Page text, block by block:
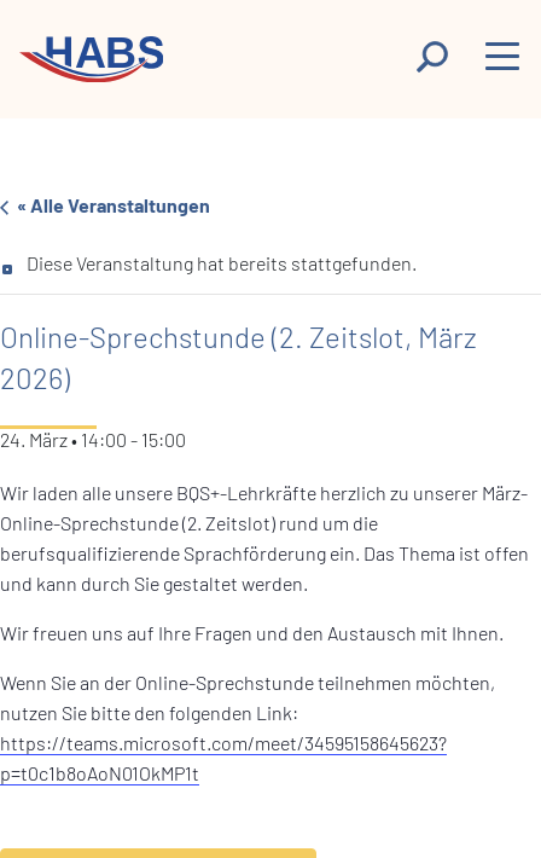
« Alle Veranstaltungen
Diese Veranstaltung hat bereits stattgefunden.
Online-Sprechstunde (2. Zeitslot, März
2026)
24. März • 14:00 - 15:00
Wir laden alle unsere BQS+-Lehrkräfte herzlich zu unserer März-
Online-Sprechstunde (2. Zeitslot) rund um die
berufsqualifizierende Sprachförderung ein. Das Thema ist offen
und kann durch Sie gestaltet werden.
Wir freuen uns auf Ihre Fragen und den Austausch mit Ihnen.
Wenn Sie an der Online-Sprechstunde teilnehmen möchten,
nutzen Sie bitte den folgenden Link:
https://teams.microsoft.com/meet/34595158645623?
p=t0c1b8oAoN01OkMP1t